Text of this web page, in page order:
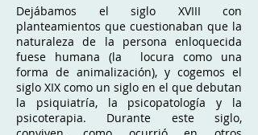
Dejábamos el siglo XVIII con
planteamientos que cuestionaban que la
naturaleza de la persona enloquecida
fuese humana (la locura como una
forma de animalización), y cogemos el
siglo XIX como un siglo en el que debutan
la psiquiatría, la psicopatología y la
psicoterapia. Durante este siglo,